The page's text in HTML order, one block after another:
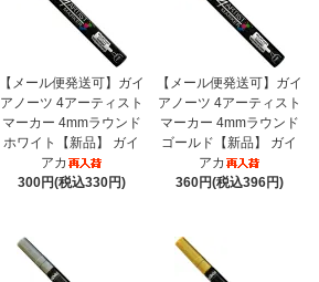
【メール便発送可】ガイ
アノーツ 4アーティスト
マーカー 4mmラウンド
ホワイト【新品】 ガイ
アカ
300円(税込330円)
【メール便発送可】ガイ
アノーツ 4アーティスト
マーカー 4mmラウンド
ゴールド【新品】 ガイ
アカ
360円(税込396円)